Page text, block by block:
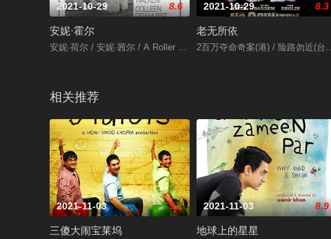
2021-10-29 8.6
安妮·霍尔
安妮·荷尔 / 安妮·茜尔 / A Roller Coaster Named Desire / Anhedonia
2021-10-29 8.3
老无所依
2百万夺命奇案(港) / 险路勿近(台)
相关推荐
2021-11-03 9.2
三傻大闹宝莱坞
2021-11-03 8.9
地球上的星星